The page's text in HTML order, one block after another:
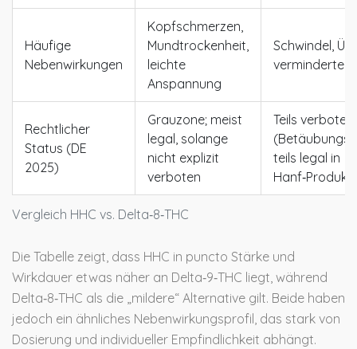
Vergleich HHC vs. Delta‑8‑THC
Häufige
Nebenwirkungen
Kopfschmerzen,
Mundtrockenheit,
leichte
Anspannung
Schwindel,
verminderte
Rechtlicher
Status (DE
2025)
Grauzone; meist
legal, solange
nicht explizit
verboten
Teils verboten
teils legal in
Die Tabelle zeigt, dass HHC in puncto Stärke und
Wirkdauer etwas näher an Delta‑9‑THC liegt, während
Delta‑8‑THC als die „mildere“ Alternative gilt. Beide haben
jedoch ein ähnliches Nebenwirkungsprofil, das stark von
Dosierung und individueller Empfindlichkeit abhängt.